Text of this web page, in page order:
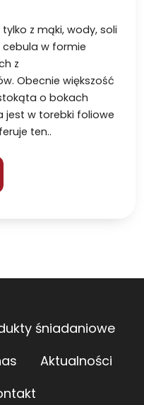
z mąki, wody, soli
cebula w formie
z
Obecnie większość
o bokach
jest w torebki foliowe
ten..
śniadaniowe
Aktualności